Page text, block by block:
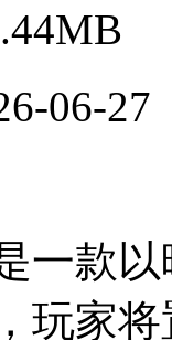
06-27
一款
玩家